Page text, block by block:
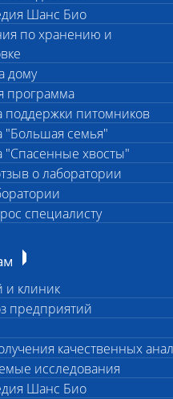
Шанс Био
по хранению и
дому
программа
поддержки питомников
"Большая семья"
"Спасенные хвосты"
о лаборатории
специалисту
и клиник
предприятий
качественных
исследования
Шанс Био
+3 -+8
смерти
суток
х месяцев,
о вакцинации
пометкой о
(после захоронения
с
в
обитавших в
с
их
учреждению
заранее